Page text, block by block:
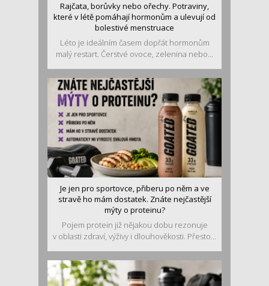
Rajčata, borůvky nebo ořechy. Potraviny,
které v létě pomáhají hormonům a ulevují od
bolestivé menstruace
Léto je ideálním časem dopřát hormonům
malý restart. Čerstvé ovoce, zelenina nebo...
Je jen pro sportovce, přiberu po něm a ve
stravě ho mám dostatek. Znáte nejčastější
mýty o proteinu?
Pojem protein již nějakou dobu rezonuje
v oblasti zdraví, výživy i dlouhověkosti. Přesto...